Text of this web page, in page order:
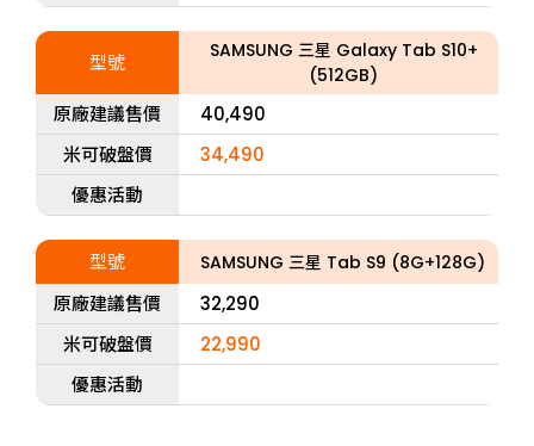
型號
SAMSUNG 三星 Galaxy Tab S10+
(512GB)
原廠建議售價
40,490
米可破盤價
34,490
優惠活動
型號 SAMSUNG 三星 Tab S9 (8G+128G)
原廠建議售價
32,290
米可破盤價
22,990
優惠活動